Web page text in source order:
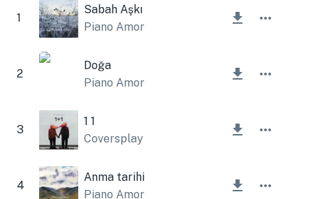
1
Sabah Aşkı
Piano Amor
2
Doğa
Piano Amor
3
1 1
Coversplay
4
Anma tarihi
Piano Amor